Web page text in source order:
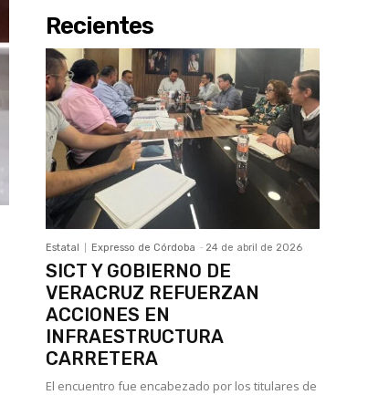
Recientes
Estatal Expresso de Córdoba - 24 de abril de 2026
SICT Y GOBIERNO DE
VERACRUZ REFUERZAN
ACCIONES EN
INFRAESTRUCTURA
CARRETERA
El encuentro fue encabezado por los titulares de